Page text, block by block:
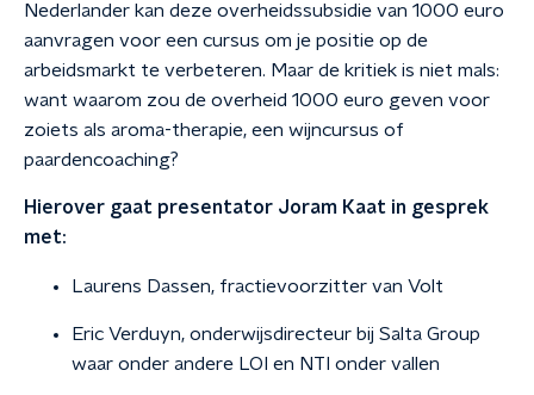
Nederlander kan deze overheidssubsidie van 1000 euro
aanvragen voor een cursus om je positie op de
arbeidsmarkt te verbeteren. Maar de kritiek is niet mals:
want waarom zou de overheid 1000 euro geven voor
zoiets als aroma-therapie, een wijncursus of
paardencoaching?
Hierover gaat presentator Joram Kaat in gesprek
met:
Laurens Dassen, fractievoorzitter van Volt
Eric Verduyn, onderwijsdirecteur bij Salta Group
waar onder andere LOI en NTI onder vallen